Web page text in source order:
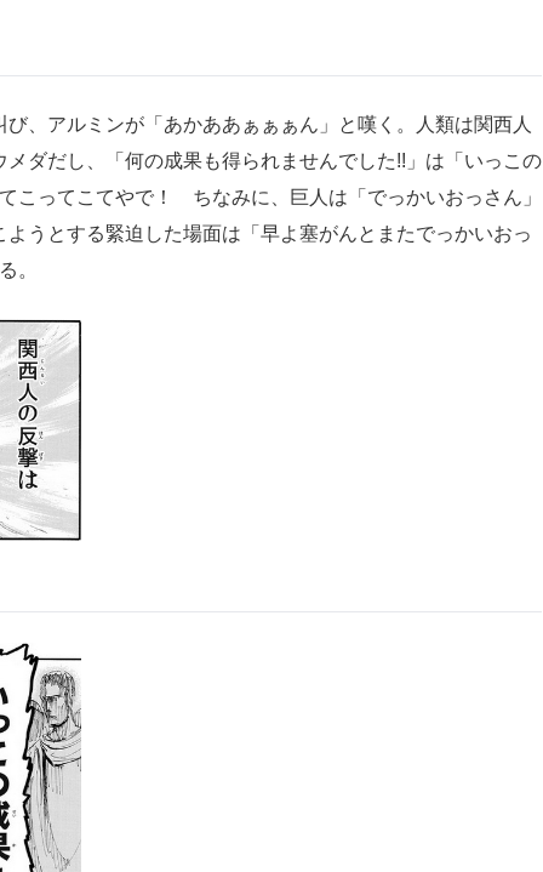
、アルミンが「あかああぁぁぁん」と嘆く。人類は関西人
ダだし、「何の成果も得られませんでした!!」は「いっこの
ってこてやで！ ちなみに、巨人は「でっかいおっさん」
うとする緊迫した場面は「早よ塞がんとまたでっかいおっ
。